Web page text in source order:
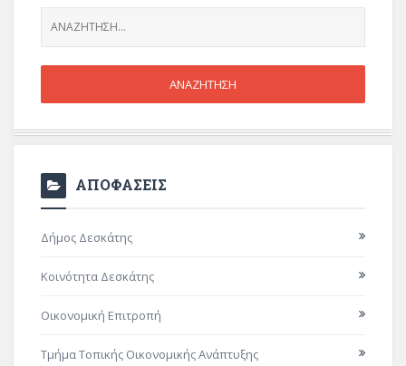
ΑΠΟΦΑΣΕΙΣ
Δήμος Δεσκάτης
Κοινότητα Δεσκάτης
Οικονομική Επιτροπή
Τμήμα Τοπικής Οικονομικής Ανάπτυξης